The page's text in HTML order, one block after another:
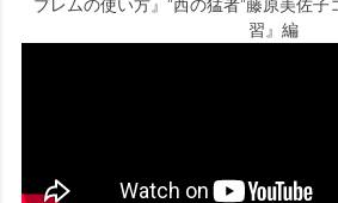
ブレムの使い方』”西の猛者”藤原美佐
習』編